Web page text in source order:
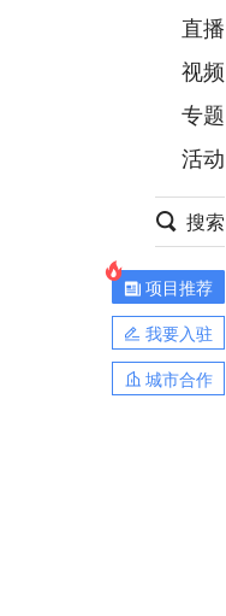
推荐
财经
项目推荐
安徽
直播
视频
专题
活动
搜索
项目推荐
我要入驻
城市合作